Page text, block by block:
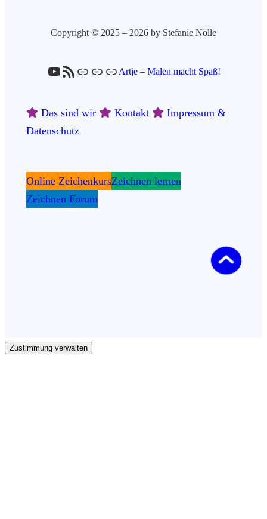
Copyright © 2025 – 2026 by Stefanie Nölle
YouTube
RSS-FeedLinkLinkLinkArtje – Malen macht Spaß!
Das sind wir Kontakt
Impressum &
Datenschutz
Online ZeichenkursZeichnen lernen
Zeichnen Forum
Zustimmung verwalten